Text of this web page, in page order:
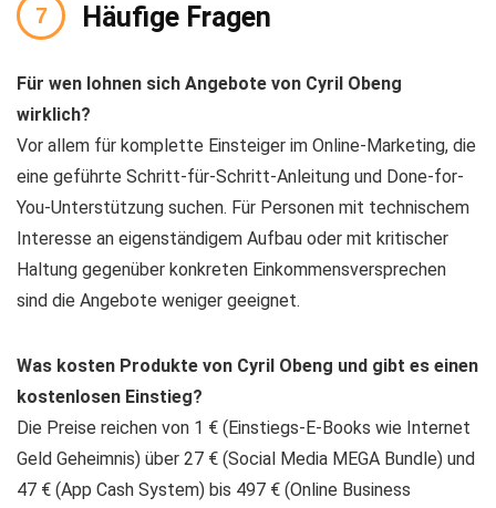
Häufige Fragen
Für wen lohnen sich Angebote von Cyril Obeng
wirklich?
Vor allem für komplette Einsteiger im Online-Marketing, die
eine geführte Schritt-für-Schritt-Anleitung und Done-for-
You-Unterstützung suchen. Für Personen mit technischem
Interesse an eigenständigem Aufbau oder mit kritischer
Haltung gegenüber konkreten Einkommensversprechen
sind die Angebote weniger geeignet.
Was kosten Produkte von Cyril Obeng und gibt es einen
kostenlosen Einstieg?
Die Preise reichen von 1 € (Einstiegs-E-Books wie Internet
Geld Geheimnis) über 27 € (Social Media MEGA Bundle) und
47 € (App Cash System) bis 497 € (Online Business